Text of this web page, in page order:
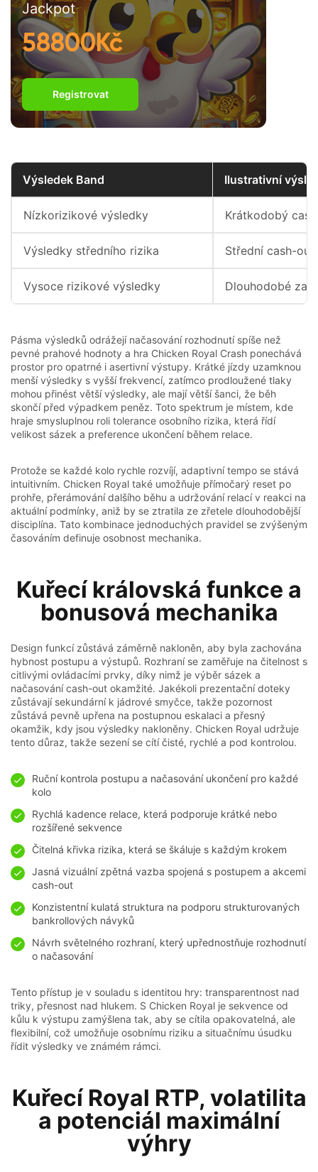
Jackpot
58800Kč
Registrovat
Výsledek Band Ilustrativní
Nízkorizikové výsledky Krátkodobý
Výsledky středního rizika Střední cash-out
Vysoce rizikové výsledky Dlouhodobé
Pásma výsledků odrážejí načasování rozhodnutí spíše než
pevné prahové hodnoty a hra Chicken Royal Crash ponechává
prostor pro opatrné i asertivní výstupy. Krátké jízdy uzamknou
menší výsledky s vyšší frekvencí, zatímco prodloužené tlaky
mohou přinést větší výsledky, ale mají větší šanci, že běh
skončí před výpadkem peněz. Toto spektrum je místem, kde
hraje smysluplnou roli tolerance osobního rizika, která řídí
velikost sázek a preference ukončení během relace.
Protože se každé kolo rychle rozvíjí, adaptivní tempo se stává
intuitivním. Chicken Royal také umožňuje přímočarý reset po
prohře, přerámování dalšího běhu a udržování relací v reakci na
aktuální podmínky, aniž by se ztratila ze zřetele dlouhodobější
disciplína. Tato kombinace jednoduchých pravidel se zvýšeným
časováním definuje osobnost mechanika.
Kuřecí královská funkce a
bonusová mechanika
Design funkcí zůstává záměrně nakloněn, aby byla zachována
hybnost postupu a výstupů. Rozhraní se zaměřuje na čitelnost s
citlivými ovládacími prvky, díky nimž je výběr sázek a
načasování cash-out okamžité. Jakékoli prezentační doteky
zůstávají sekundární k jádrové smyčce, takže pozornost
zůstává pevně upřena na postupnou eskalaci a přesný
okamžik, kdy jsou výsledky nakloněny. Chicken Royal udržuje
tento důraz, takže sezení se cítí čisté, rychlé a pod kontrolou.
Ruční kontrola postupu a načasování ukončení pro každé
kolo
Rychlá kadence relace, která podporuje krátké nebo
rozšířené sekvence
Čitelná křivka rizika, která se škáluje s každým krokem
Jasná vizuální zpětná vazba spojená s postupem a akcemi
cash-out
Konzistentní kulatá struktura na podporu strukturovaných
bankrollových návyků
Návrh světelného rozhraní, který upřednostňuje rozhodnutí
o načasování
Tento přístup je v souladu s identitou hry: transparentnost nad
triky, přesnost nad hlukem. S Chicken Royal je sekvence od
kůlu k výstupu zamýšlena tak, aby se cítila opakovatelná, ale
flexibilní, což umožňuje osobnímu riziku a situačnímu úsudku
řídit výsledky ve známém rámci.
Kuřecí Royal RTP, volatilita
a potenciál maximální
výhry